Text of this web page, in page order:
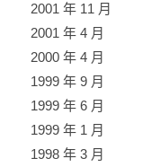
2001 年 11 月
2001 年 4 月
2000 年 4 月
1999 年 9 月
1999 年 6 月
1999 年 1 月
1998 年 3 月